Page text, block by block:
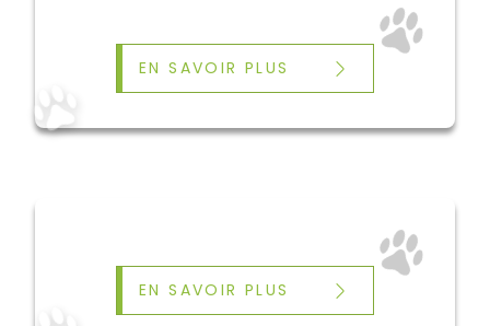
EN SAVOIR PLUS
EN SAVOIR PLUS